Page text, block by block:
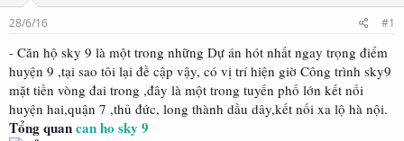
s
t
a
r
t
e
r
i
28/6/16 #1
- Căn hộ sky 9 là một trong những Dự án hót nhất ngay trọng điểm
huyện 9 ,tại sao tôi lại đề cập vậy, có vị trí hiện giờ Công trình sky9
mặt tiền vòng đai trong ,đây là một trong tuyến phố lớn kết nối
huyện hai,quận 7 ,thủ đức, long thành dầu dây,kết nối xa lộ hà nội.
Tổng quancan ho sky 9